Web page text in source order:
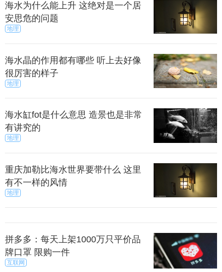
海水为什么能上升 这绝对是一个居
安思危的问题
地理
海水晶的作用都有哪些 听上去好像
很厉害的样子
地理
海水缸fot是什么意思 造景也是非常
有讲究的
地理
重庆加勒比海水世界要带什么 这里
有不一样的风情
地理
拼多多：每天上架1000万只平价品
牌口罩 限购一件
互联网